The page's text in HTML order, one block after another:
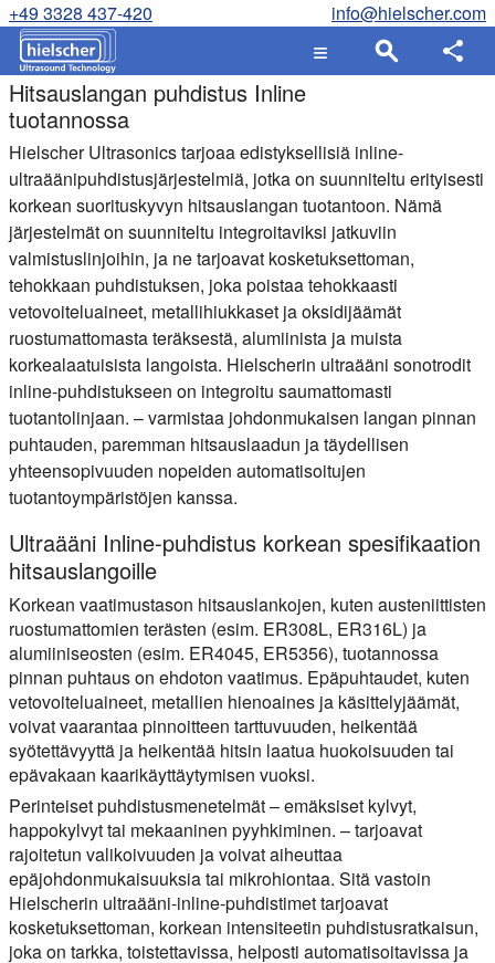
+49 3328 437-420 info@hielscher.com
Hitsauslangan puhdistus Inline
tuotannossa
Hielscher Ultrasonics tarjoaa edistyksellisiä inline-
ultraäänipuhdistusjärjestelmiä, jotka on suunniteltu erityisesti
korkean suorituskyvyn hitsauslangan tuotantoon. Nämä
järjestelmät on suunniteltu integroitaviksi jatkuviin
valmistuslinjoihin, ja ne tarjoavat kosketuksettoman,
tehokkaan puhdistuksen, joka poistaa tehokkaasti
vetovoiteluaineet, metallihiukkaset ja oksidijäämät
ruostumattomasta teräksestä, alumiinista ja muista
korkealaatuisista langoista. Hielscherin ultraääni sonotrodit
inline-puhdistukseen on integroitu saumattomasti
tuotantolinjaan. – varmistaa johdonmukaisen langan pinnan
puhtauden, paremman hitsauslaadun ja täydellisen
yhteensopivuuden nopeiden automatisoitujen
tuotantoympäristöjen kanssa.
Ultraääni Inline-puhdistus korkean spesifikaation
hitsauslangoille
Korkean vaatimustason hitsauslankojen, kuten austeniittisten
ruostumattomien terästen (esim. ER308L, ER316L) ja
alumiiniseosten (esim. ER4045, ER5356), tuotannossa
pinnan puhtaus on ehdoton vaatimus. Epäpuhtaudet, kuten
vetovoiteluaineet, metallien hienoaines ja käsittelyjäämät,
voivat vaarantaa pinnoitteen tarttuvuuden, heikentää
syötettävyyttä ja heikentää hitsin laatua huokoisuuden tai
epävakaan kaarikäyttäytymisen vuoksi.
Perinteiset puhdistusmenetelmät – emäksiset kylvyt,
happokylvyt tai mekaaninen pyyhkiminen. – tarjoavat
rajoitetun valikoivuuden ja voivat aiheuttaa
epäjohdonmukaisuuksia tai mikrohiontaa. Sitä vastoin
Hielscherin ultraääni-inline-puhdistimet tarjoavat
kosketuksettoman, korkean intensiteetin puhdistusratkaisun,
joka on tarkka, toistettavissa, helposti automatisoitavissa ja